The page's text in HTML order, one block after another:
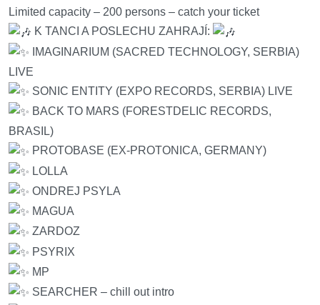
Limited capacity – 200 persons – catch your ticket
K TANCI A POSLECHU ZAHRAJÍ:
IMAGINARIUM (SACRED TECHNOLOGY, SERBIA)
LIVE
SONIC ENTITY (EXPO RECORDS, SERBIA) LIVE
BACK TO MARS (FORESTDELIC RECORDS,
BRASIL)
PROTOBASE (EX-PROTONICA, GERMANY)
LOLLA
ONDREJ PSYLA
MAGUA
ZARDOZ
PSYRIX
MP
SEARCHER – chill out intro